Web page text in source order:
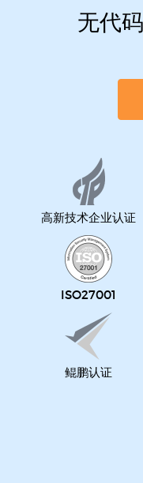
无代
高新技术企业认证
ISO27001
鲲鹏认证